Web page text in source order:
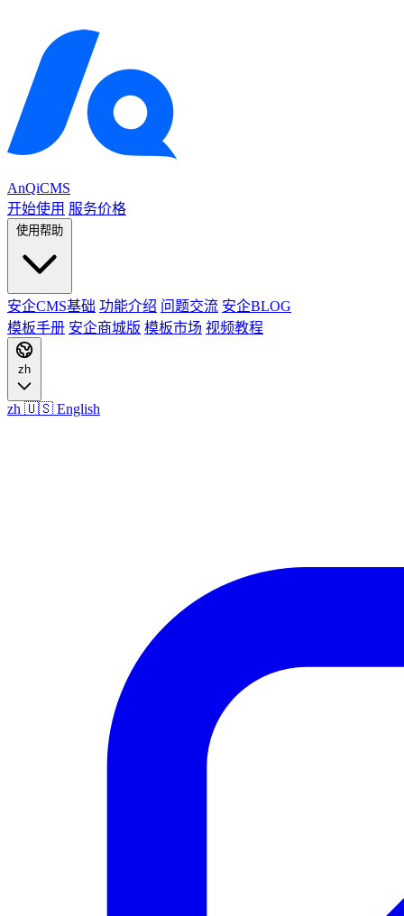
AnQiCMS
开始使用 服务价格
使用帮助
安企CMS基础 功能介绍 问题交流 安企BLOG
模板手册 安企商城版 模板市场 视频教程
zh
zh 🇺🇸 English